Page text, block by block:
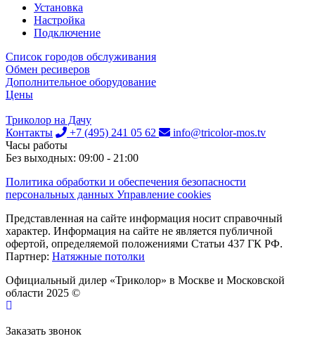
Установка
Настройка
Подключение
Список городов обслуживания
Обмен ресиверов
Дополнительное оборудование
Цены
Триколор на Дачу
Контакты
+7 (495) 241 05 62
info@tricolor-mos.tv
Часы работы
Без выходных: 09:00 - 21:00
Политика обработки и обеспечения безопасности
персональных данных Управление cookies
Представленная на сайте информация носит справочный
характер. Информация на сайте не является публичной
офертой, определяемой положениями Статьи 437 ГК РФ.
Партнер: Натяжные потолки
Официальный дилер «Триколор» в Москве и Московской
области 2025 ©
Заказать звонок